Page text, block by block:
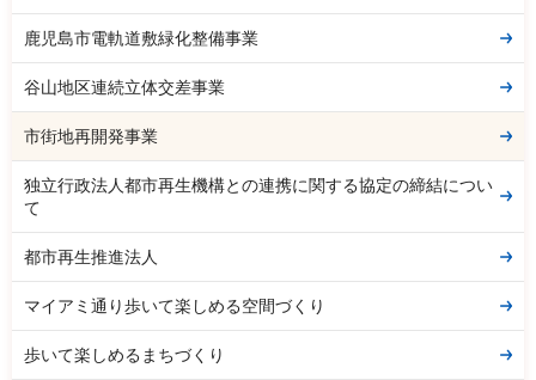
鹿児島市電軌道敷緑化整備事業
谷山地区連続立体交差事業
市街地再開発事業
独立行政法人都市再生機構との連携に関する協定の締結につい
て
都市再生推進法人
マイアミ通り歩いて楽しめる空間づくり
歩いて楽しめるまちづくり